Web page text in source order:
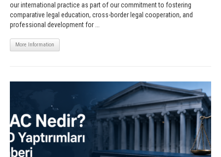
our international practice as part of our commitment to fostering
comparative legal education, cross-border legal cooperation, and
professional development for ...
More Information